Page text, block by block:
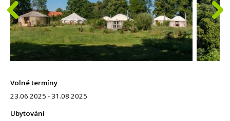
Volné termíny
23.06.2025 - 31.08.2025
Ubytování